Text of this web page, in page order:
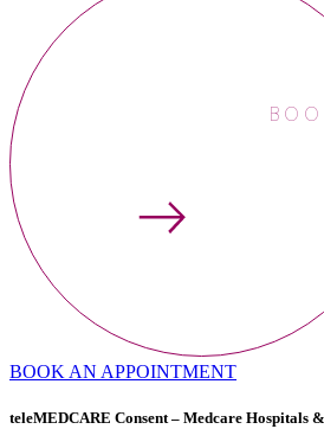
BOOK AN APPOINTMENT
teleMEDCARE Consent – Medcare Hospitals